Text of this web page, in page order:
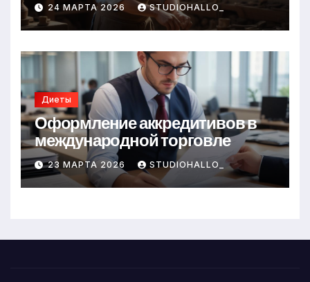
24 МАРТА 2026 STUDIOHALLO_
Диеты
Оформление аккредитивов в
международной торговле
23 МАРТА 2026 STUDIOHALLO_